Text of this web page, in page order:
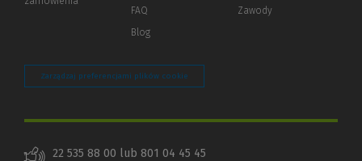
FAQ
Blog
Zawody
Zarządzaj preferencjami plików cookie
22 535 88 00 lub 801 04 45 45